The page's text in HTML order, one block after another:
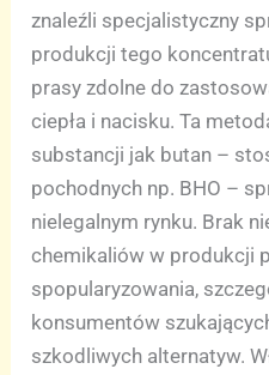
znaleźli specjalistyczny
produkcji tego
prasy zdolne do
ciepła i nacisku. Ta
substancji jak butan –
pochodnych np. BHO –
nielegalnym rynku. Brak
chemikaliów w produkcji
spopularyzowania,
konsumentów
szkodliwych alternatyw.